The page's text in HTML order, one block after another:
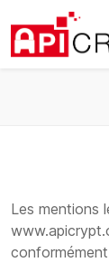
Les mentions